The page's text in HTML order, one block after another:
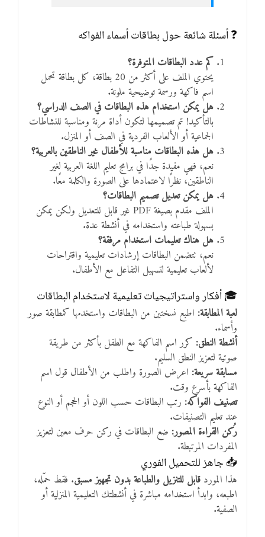
❓ أسئلة شائعة حول بطاقات أسماء الفواكه
كم عدد البطاقات المتوفرة؟
يحتوي الملف على أكثر من 20 بطاقة، كل بطاقة تحمل
اسم فاكهة ورسمة توضيحية ملونة.
هل يمكن استخدام هذه البطاقات في الصف الدراسي؟
بالتأكيد! تم تصميمها لتكون أداة مرنة ومناسبة للنشاطات
الجماعية أو الألعاب الفردية في الصف أو المنزل.
هل هذه البطاقات مناسبة للأطفال غير الناطقين بالعربية؟
نعم، فهي مفيدة جدًا في برامج تعليم اللغة العربية لغير
الناطقين، نظرًا لاعتمادها على الصورة والكلمة معًا.
هل يمكن تعديل تصميم البطاقات؟
الملف مقدم بصيغة PDF غير قابل للتعديل ولكن يمكن
بسهولة طباعته واستخدامه في أنشطة عدة.
هل هناك تعليمات استخدام مرفقة؟
نعم، تتضمن البطاقات إرشادات تعليمية واقتراحات
لألعاب تعليمية لتسهيل التفاعل مع الأطفال.
🎓 أفكار واستراتيجيات تعليمية لاستخدام البطاقات
لعبة المطابقة: اطبع نسختين من البطاقات واستخدمها كمطابقة صور
وأسماء.
أنشطة النطق: كرر اسم الفاكهة مع الطفل بأكثر من طريقة
صوتية لتعزيز النطق السليم.
مسابقة سريعة: اعرض الصورة واطلب من الأطفال قول اسم
الفاكهة بأسرع وقت.
تصنيف الفواكه: رتب البطاقات حسب اللون أو الحجم أو النوع
عند تعليم التصنيفات.
رُكن القراءة المصور: ضع البطاقات في ركن حرف معين لتعزيز
المفردات المرتبطة.
📥 جاهز للتحميل الفوري
هذا المورد قابل للتنزيل والطباعة بدون تجهيز مسبق. فقط حمّله،
اطبعه، وابدأ استخدامه مباشرة في أنشطتك التعليمية المنزلية أو
الصفية.